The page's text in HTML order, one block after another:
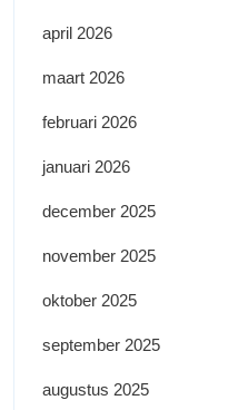
april 2026
maart 2026
februari 2026
januari 2026
december 2025
november 2025
oktober 2025
september 2025
augustus 2025